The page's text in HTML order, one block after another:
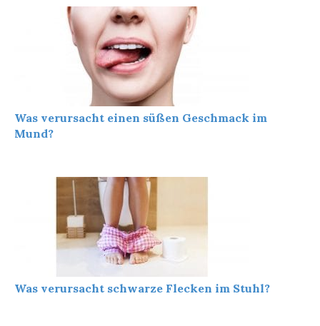
Was verursacht einen süßen Geschmack im
Mund?
Was verursacht schwarze Flecken im Stuhl?